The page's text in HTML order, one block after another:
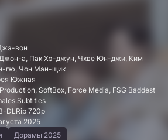
вон
а, Пак Хэ-джун, Чхве Юн-джи, Ким
гю, Чон Ман-щик
Южная
SoftBox, Force Media, FSG Baddest
DLRip 720p
2025
Дорамы 2025